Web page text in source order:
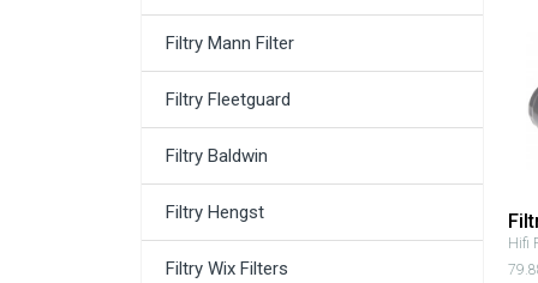
Filtry Mann Filter
Filtry Fleetguard
Filtry Baldwin
Filtry Hengst
Filtry Wix Filters
Hifi